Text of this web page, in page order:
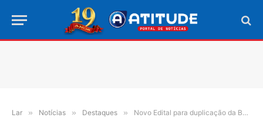
Lar » Notícias » Destaques » Novo Edital para duplicação da BR-153 deverá ser aberto nos próximos meses, diz senador Ataídes